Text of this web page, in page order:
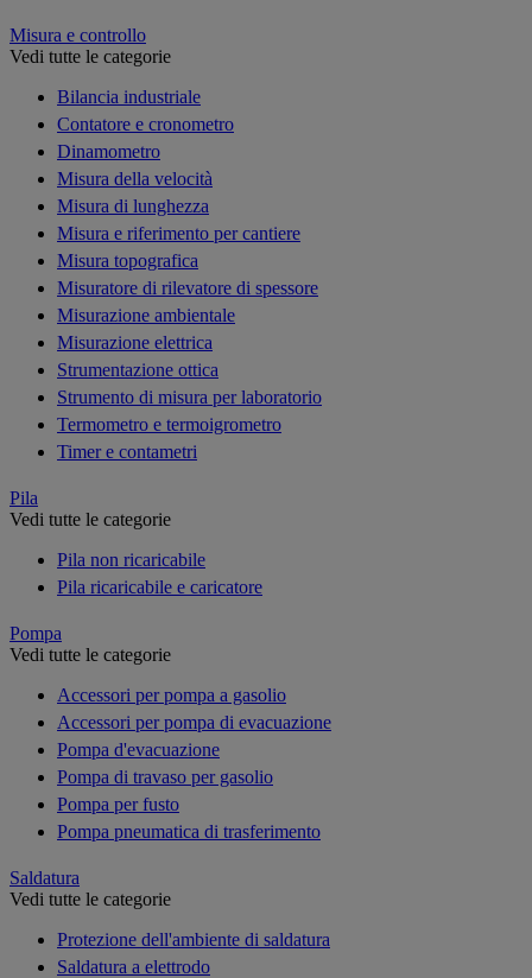
Misura e controllo
Vedi tutte le categorie
Bilancia industriale
Contatore e cronometro
Dinamometro
Misura della velocità
Misura di lunghezza
Misura e riferimento per cantiere
Misura topografica
Misuratore di rilevatore di spessore
Misurazione ambientale
Misurazione elettrica
Strumentazione ottica
Strumento di misura per laboratorio
Termometro e termoigrometro
Timer e contametri
Pila
Vedi tutte le categorie
Pila non ricaricabile
Pila ricaricabile e caricatore
Pompa
Vedi tutte le categorie
Accessori per pompa a gasolio
Accessori per pompa di evacuazione
Pompa d'evacuazione
Pompa di travaso per gasolio
Pompa per fusto
Pompa pneumatica di trasferimento
Saldatura
Vedi tutte le categorie
Protezione dell'ambiente di saldatura
Saldatura a elettrodo